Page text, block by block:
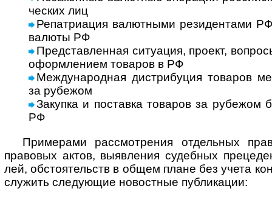
чес­ких лиц
Репатриация валютными резидентами
валюты РФ
Представленная ситуация, проект,
оформ­ле­нием това­ров в РФ
Международная дистрибуция товаров
за рубе­жом
Закупка и поставка товаров за рубе­жом
РФ
Примерами рассмотрения отдельных
пра­во­вых актов, выяв­ле­ния судеб­ных
лей, обсто­я­тельств в общем плане без учета
слу­жить сле­дую­щие ново­ст­ные пуб­ли­кации: